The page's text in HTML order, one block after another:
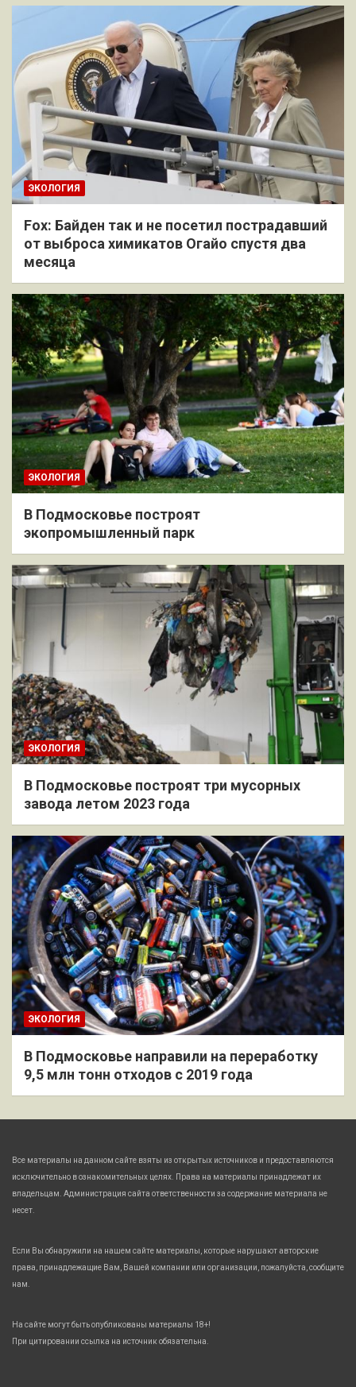
ЭКОЛОГИЯ
Fox: Байден так и не посетил пострадавший
от выброса химикатов Огайо спустя два
месяца
ЭКОЛОГИЯ
В Подмосковье построят
экопромышленный парк
ЭКОЛОГИЯ
В Подмосковье построят три мусорных
завода летом 2023 года
ЭКОЛОГИЯ
В Подмосковье направили на переработку
9,5 млн тонн отходов с 2019 года
Все материалы на данном сайте взяты из открытых источников и предоставляются
исключительно в ознакомительных целях. Права на материалы принадлежат их
владельцам. Администрация сайта ответственности за содержание материала не
несет.
Если Вы обнаружили на нашем сайте материалы, которые нарушают авторские
права, принадлежащие Вам, Вашей компании или организации, пожалуйста, сообщите
нам.
На сайте могут быть опубликованы материалы 18+!
При цитировании ссылка на источник обязательна.